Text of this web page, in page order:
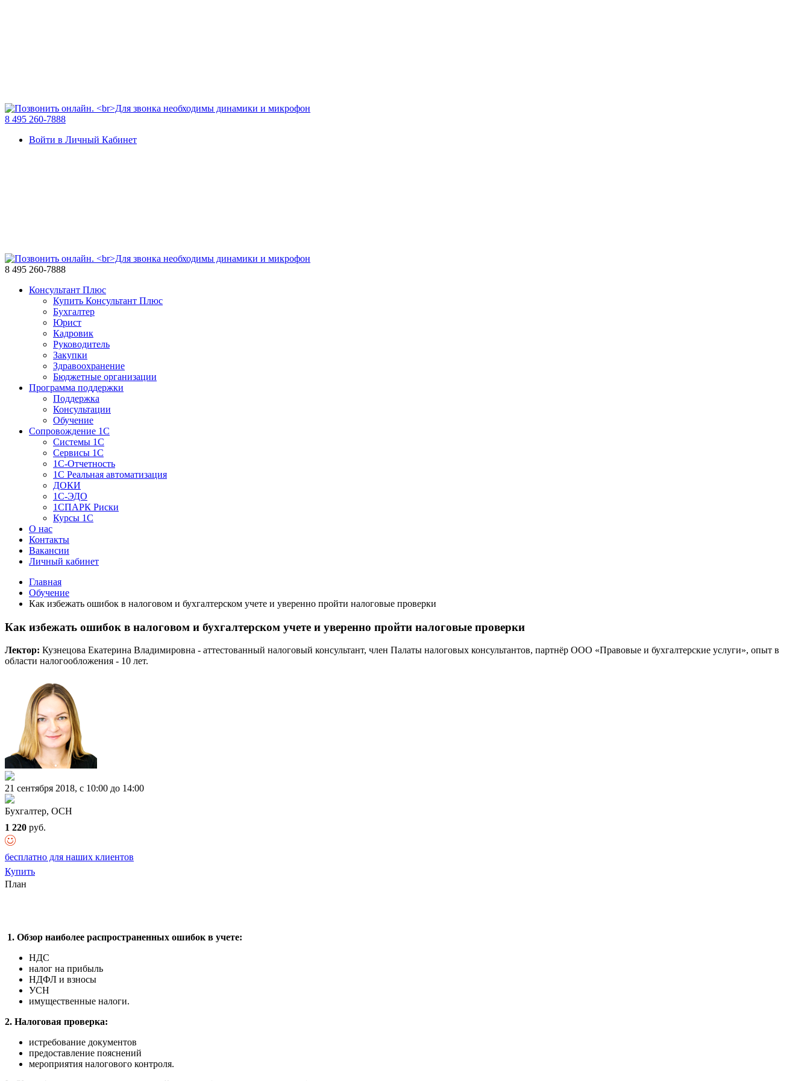
8 495 260-7888
Войти в Личный Кабинет
8 495 260-7888
Консультант Плюс
Купить Консультант Плюс
Бухгалтер
Юрист
Кадровик
Руководитель
Закупки
Здравоохранение
Бюджетные организации
Программа поддержки
Поддержка
Консультации
Обучение
Сопровождение 1С
Системы 1С
Сервисы 1С
1C-Отчетность
1С Реальная автоматизация
ДОКИ
1C-ЭДО
1СПАРК Риски
Курсы 1С
О нас
Контакты
Вакансии
Личный кабинет
Главная
Обучение
Как избежать ошибок в налоговом и бухгалтерском учете и уверенно пройти налоговые проверки
Как избежать ошибок в налоговом и бухгалтерском учете и уверенно пройти налоговые проверки
Лектор: Кузнецова Екатерина Владимировна - аттестованный налоговый консультант, член Палаты налоговых консультантов, партнёр ООО «Правовые и бухгалтерские услуги», опыт в
области налогообложения - 10 лет.
21 сентября 2018, c 10:00 до 14:00
Бухгалтер, ОСН
1 220 руб.
бесплатно для наших клиентов
Купить
План
1. Обзор наиболее распространенных ошибок в учете:
НДС
налог на прибыль
НДФЛ и взносы
УСН
имущественные налоги.
2. Налоговая проверка:
истребование документов
предоставление пояснений
мероприятия налогового контроля.